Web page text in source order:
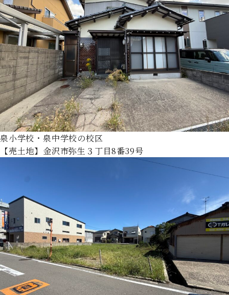
泉小学校・泉中学校の校区
【売土地】金沢市弥生３丁目8番39号